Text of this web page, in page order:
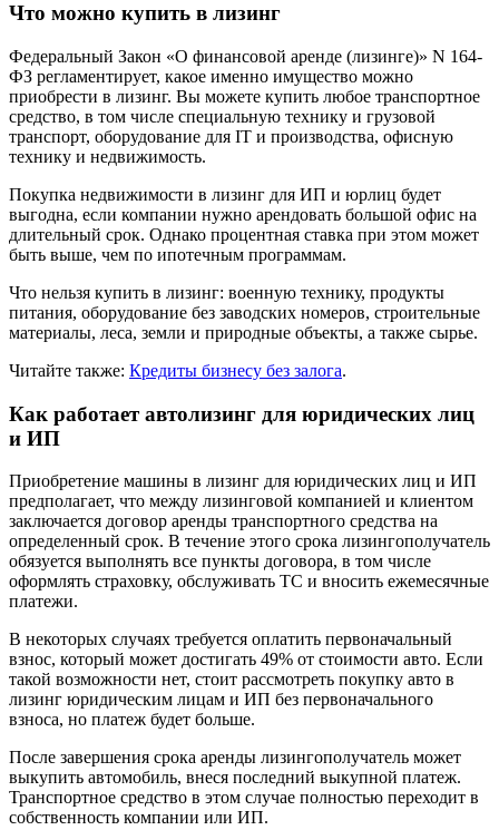
Что можно купить в лизинг
Федеральный Закон «О финансовой аренде (лизинге)» N 164-
ФЗ регламентирует, какое именно имущество можно
приобрести в лизинг. Вы можете купить любое транспортное
средство, в том числе специальную технику и грузовой
транспорт, оборудование для IT и производства, офисную
технику и недвижимость.
Покупка недвижимости в лизинг для ИП и юрлиц будет
выгодна, если компании нужно арендовать большой офис на
длительный срок. Однако процентная ставка при этом может
быть выше, чем по ипотечным программам.
Что нельзя купить в лизинг: военную технику, продукты
питания, оборудование без заводских номеров, строительные
материалы, леса, земли и природные объекты, а также сырье.
Читайте также: Кредиты бизнесу без залога.
Как работает автолизинг для юридических лиц
и ИП
Приобретение машины в лизинг для юридических лиц и ИП
предполагает, что между лизинговой компанией и клиентом
заключается договор аренды транспортного средства на
определенный срок. В течение этого срока лизингополучатель
обязуется выполнять все пункты договора, в том числе
оформлять страховку, обслуживать ТС и вносить ежемесячные
платежи.
В некоторых случаях требуется оплатить первоначальный
взнос, который может достигать 49% от стоимости авто. Если
такой возможности нет, стоит рассмотреть покупку авто в
лизинг юридическим лицам и ИП без первоначального
взноса, но платеж будет больше.
После завершения срока аренды лизингополучатель может
выкупить автомобиль, внеся последний выкупной платеж.
Транспортное средство в этом случае полностью переходит в
собственность компании или ИП.